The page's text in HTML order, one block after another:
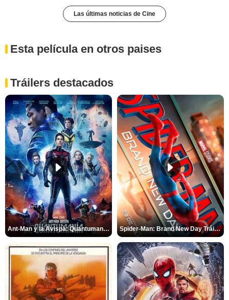
Las últimas noticias de Cine
Esta película en otros paises
Tráilers destacados
Ant-Man y la Avispa: Quantumanía Tráiler (2) Spider-Man: Brand New Day Tráiler (3)